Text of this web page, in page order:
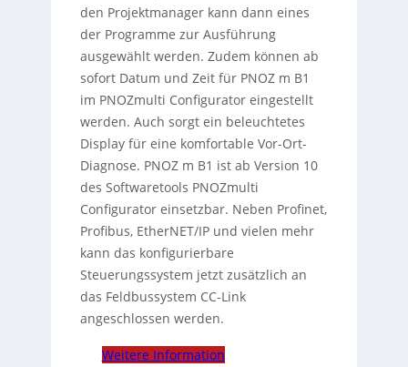
den Projektmanager kann dann eines
der Programme zur Ausführung
ausgewählt werden. Zudem können ab
sofort Datum und Zeit für PNOZ m B1
im PNOZmulti Configurator eingestellt
werden. Auch sorgt ein beleuchtetes
Display für eine komfortable Vor-Ort-
Diagnose. PNOZ m B1 ist ab Version 10
des Softwaretools PNOZmulti
Configurator einsetzbar. Neben Profinet,
Profibus, EtherNET/IP und vielen mehr
kann das konfigurierbare
Steuerungssystem jetzt zusätzlich an
das Feldbussystem CC-Link
angeschlossen werden.
Weitere Information